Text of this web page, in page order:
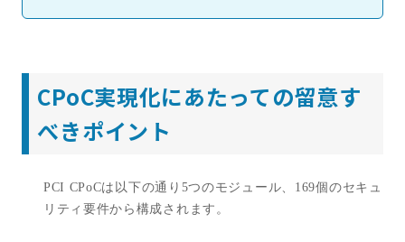
CPoC実現化にあたっての留意す
べきポイント
PCI CPoCは以下の通り 5つのモジュール、 169個のセキュ
リティ要件から構成されます。